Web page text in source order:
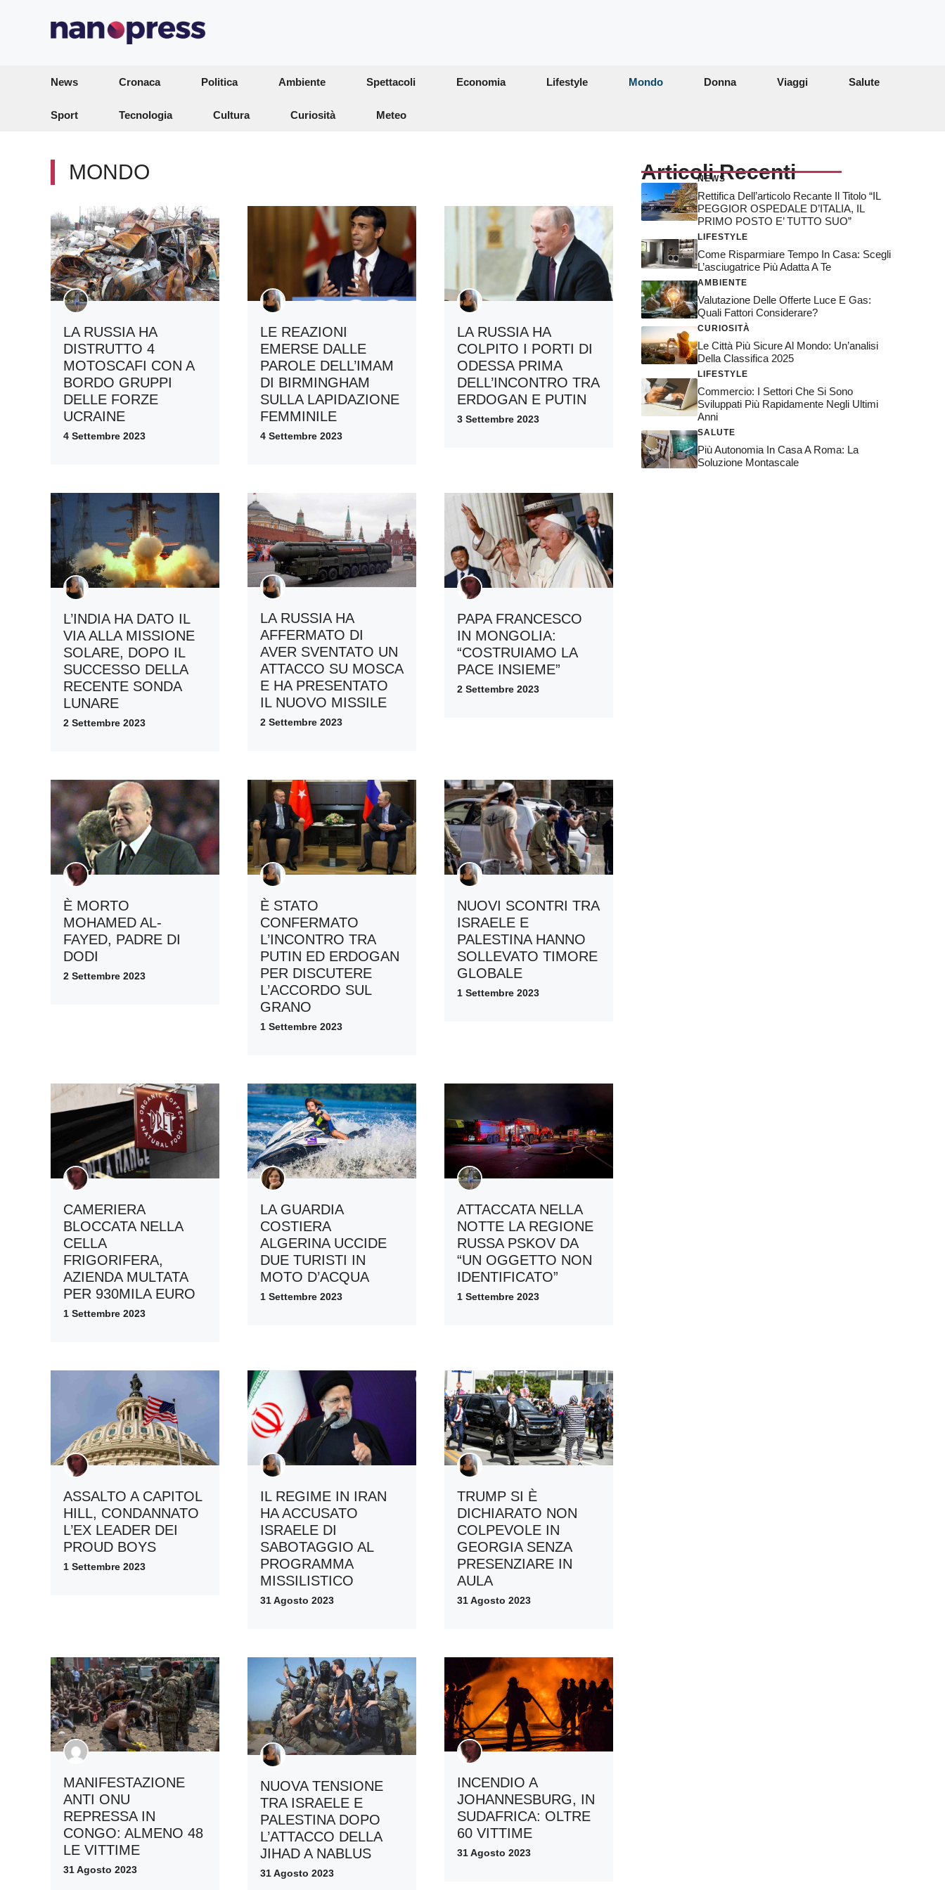
News Cronaca Politica Ambiente Spettacoli Economia Lifestyle Mondo Donna Viaggi Salute
Sport Tecnologia Cultura Curiosità Meteo
MONDO
LA RUSSIA HA
DISTRUTTO 4
MOTOSCAFI CON A
BORDO GRUPPI
DELLE FORZE
UCRAINE
4 Settembre 2023
LE REAZIONI
EMERSE DALLE
PAROLE DELL’IMAM
DI BIRMINGHAM
SULLA LAPIDAZIONE
FEMMINILE
4 Settembre 2023
LA RUSSIA HA
COLPITO I PORTI DI
ODESSA PRIMA
DELL’INCONTRO TRA
ERDOGAN E PUTIN
3 Settembre 2023
L’INDIA HA DATO IL
VIA ALLA MISSIONE
SOLARE, DOPO IL
SUCCESSO DELLA
RECENTE SONDA
LUNARE
2 Settembre 2023
LA RUSSIA HA
AFFERMATO DI
AVER SVENTATO UN
ATTACCO SU MOSCA
E HA PRESENTATO
IL NUOVO MISSILE
2 Settembre 2023
PAPA FRANCESCO
IN MONGOLIA:
“COSTRUIAMO LA
PACE INSIEME”
2 Settembre 2023
È MORTO
MOHAMED AL-
FAYED, PADRE DI
DODI
2 Settembre 2023
È STATO
CONFERMATO
L’INCONTRO TRA
PUTIN ED ERDOGAN
PER DISCUTERE
L’ACCORDO SUL
GRANO
1 Settembre 2023
NUOVI SCONTRI TRA
ISRAELE E
PALESTINA HANNO
SOLLEVATO TIMORE
GLOBALE
1 Settembre 2023
CAMERIERA
BLOCCATA NELLA
CELLA
FRIGORIFERA,
AZIENDA MULTATA
PER 930MILA EURO
1 Settembre 2023
LA GUARDIA
COSTIERA
ALGERINA UCCIDE
DUE TURISTI IN
MOTO D’ACQUA
1 Settembre 2023
ATTACCATA NELLA
NOTTE LA REGIONE
RUSSA PSKOV DA
“UN OGGETTO NON
IDENTIFICATO”
1 Settembre 2023
ASSALTO A CAPITOL
HILL, CONDANNATO
L’EX LEADER DEI
PROUD BOYS
1 Settembre 2023
IL REGIME IN IRAN
HA ACCUSATO
ISRAELE DI
SABOTAGGIO AL
PROGRAMMA
MISSILISTICO
31 Agosto 2023
TRUMP SI È
DICHIARATO NON
COLPEVOLE IN
GEORGIA SENZA
PRESENZIARE IN
AULA
31 Agosto 2023
MANIFESTAZIONE
ANTI ONU
REPRESSA IN
CONGO: ALMENO 48
LE VITTIME
31 Agosto 2023
NUOVA TENSIONE
TRA ISRAELE E
PALESTINA DOPO
L’ATTACCO DELLA
JIHAD A NABLUS
31 Agosto 2023
INCENDIO A
JOHANNESBURG, IN
SUDAFRICA: OLTRE
60 VITTIME
31 Agosto 2023
Articoli Recenti
NEWS
Rettifica Dell’articolo Recante Il Titolo “IL
PEGGIOR OSPEDALE D’ITALIA, IL
PRIMO POSTO E’ TUTTO SUO”
LIFESTYLE
Come Risparmiare Tempo In Casa: Scegli
L’asciugatrice Più Adatta A Te
AMBIENTE
Valutazione Delle Offerte Luce E Gas:
Quali Fattori Considerare?
CURIOSITÀ
Le Città Più Sicure Al Mondo: Un’analisi
Della Classifica 2025
LIFESTYLE
Commercio: I Settori Che Si Sono
Sviluppati Più Rapidamente Negli Ultimi
Anni
SALUTE
Più Autonomia In Casa A Roma: La
Soluzione Montascale